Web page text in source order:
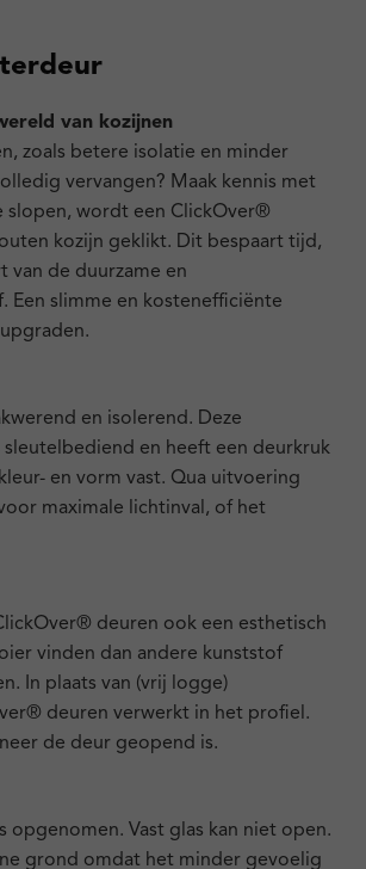
van kozijnen
zoals betere isolatie en minder
vervangen? Maak kennis met
slopen, wordt een ClickOver®
kozijn geklikt. Dit bespaart tijd,
de duurzame en
Een slimme en kostenefficiënte
en isolerend. Deze
en heeft een deurkruk
en vorm vast. Qua uitvoering
maximale lichtinval, of het
deuren ook een esthetisch
vinden dan andere kunststof
In plaats van (vrij logge)
deuren verwerkt in het profiel.
de deur geopend is.
opgenomen. Vast glas kan niet open.
grond omdat het minder gevoelig